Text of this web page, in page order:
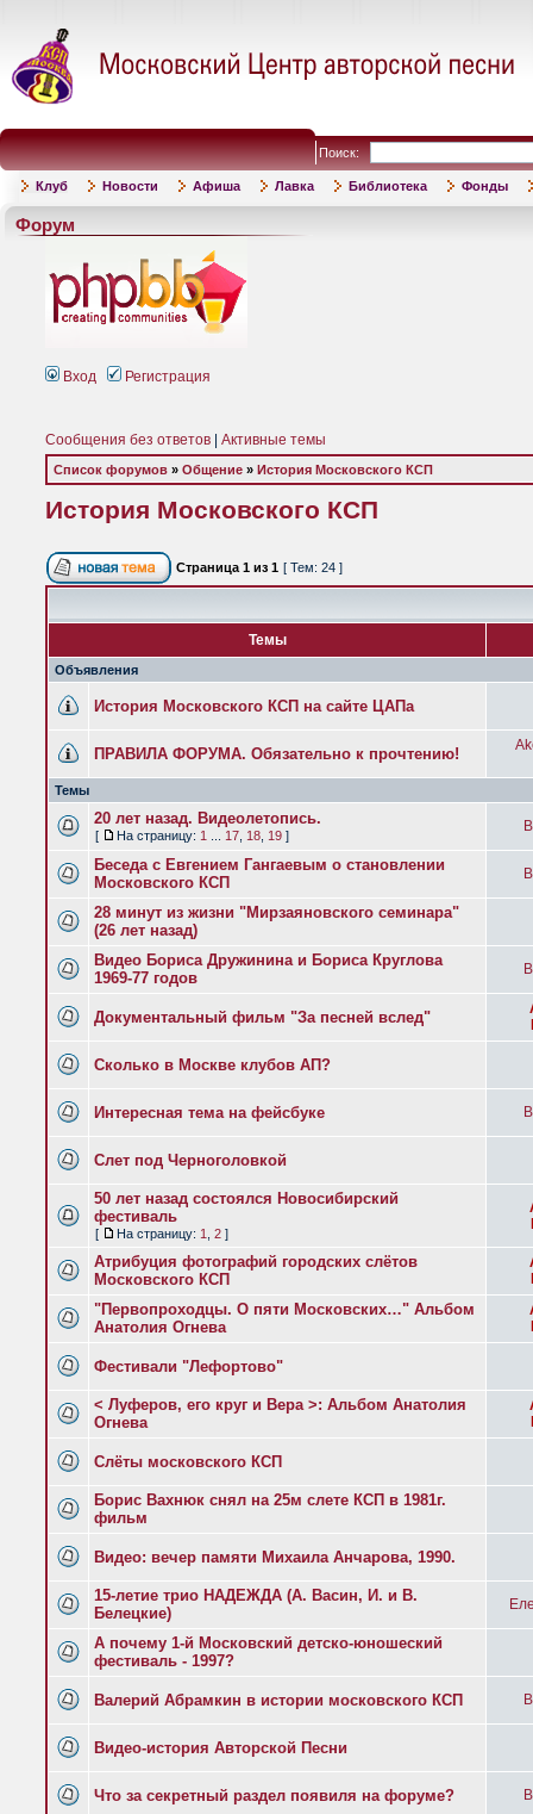
Поиск:
Клуб Новости Афиша Лавка Библиотека Фонды
Форум
Вход Регистрация
Сообщения без ответов Активные темы
Список форумов » Общение » История Московского КСП
История Московского КСП
Страница 1 из 1 [ Тем: 24 ]
Темы
Объявления
История Московского КСП на сайте ЦАПа
ПРАВИЛА ФОРУМА. Обязательно к прочтению!
Темы
20 лет назад. Видеолетопись.
[ На страницу: 1 17 18 19 ]
Беседа с Евгением Гангаевым о становлении
Московского КСП
28 минут из жизни "Мирзаяновского семинара"
(26 лет назад)
Видео Бориса Дружинина и Бориса Круглова
1969-77 годов
Документальный фильм "За песней вслед"
Сколько в Москве клубов АП?
Интересная тема на фейсбуке
Слет под Черноголовкой
50 лет назад состоялся Новосибирский
фестиваль
[ На страницу: 1 2 ]
Атрибуция фотографий городских слётов
Московского КСП
"Первопроходцы. О пяти Московских…" Альбом
Анатолия Огнева
Фестивали "Лефортово"
< Луферов, его круг и Вера >: Альбом Анатолия
Огнева
Слёты московского КСП
Борис Вахнюк снял на 25м слете КСП в 1981г.
фильм
Видео: вечер памяти Михаила Анчарова, 1990.
15-летие трио НАДЕЖДА (А. Васин, И. и В.
Белецкие)
А почему 1-й Московский детско-юношеский
фестиваль - 1997?
Валерий Абрамкин в истории московского КСП
Видео-история Авторской Песни
Что за секретный раздел появиля на форуме?